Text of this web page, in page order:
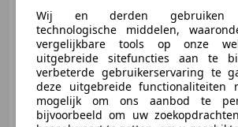
RAMEN / NA
€ 4.695
Wij en derden gebruiken
technologische middelen,
vergelijkbare tools op onze
uitgebreide sitefuncties aan te
verbeterde gebruikerservaring te
deze uitgebreide functionaliteiten
mogelijk om ons aanbod te
bijvoorbeeld om uw